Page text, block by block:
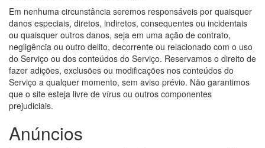
Em nenhuma circunstância seremos responsáveis por quaisquer
danos especiais, diretos, indiretos, consequentes ou incidentais
ou quaisquer outros danos, seja em uma ação de contrato,
negligência ou outro delito, decorrente ou relacionado com o uso
do Serviço ou dos conteúdos do Serviço. Reservamos o direito de
fazer adições, exclusões ou modificações nos conteúdos do
Serviço a qualquer momento, sem aviso prévio. Não garantimos
que o site esteja livre de vírus ou outros componentes
prejudiciais.
Anúncios